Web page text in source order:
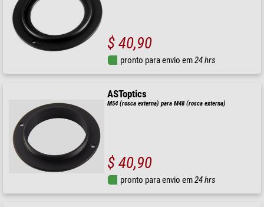
$ 40,90
pronto para envio em24 hrs
ASToptics
M54 (rosca externa) para M48 (rosca externa)
$ 40,90
pronto para envio em24 hrs